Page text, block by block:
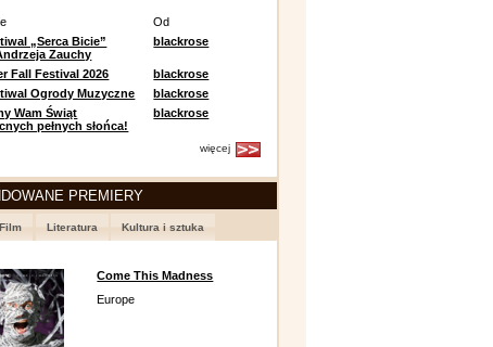
Od
„Serca Bicie”
Zauchy
blackrose
Fall Festival 2026
blackrose
Ogrody Muzyczne
blackrose
Wam Świąt
pełnych słońca!
blackrose
więcej
PREMIERY
Film Literatura Kultura i sztuka
Come This Madness
Europe